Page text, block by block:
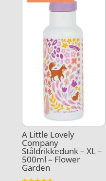
A Little Lovely
Company
Ståldrikkedunk – XL –
500ml – Flower
Garden